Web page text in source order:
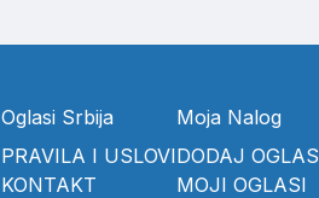
Oglasi Srbija
PRAVILA I USLOVI
KONTAKT
Moja Nalog
DODAJ OGLAS
MOJI OGLASI